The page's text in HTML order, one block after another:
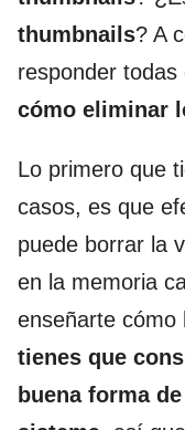
thumbnails? A
responder
cómo eliminar
Lo primero que
casos, es que
puede borrar la
en la memoria
enseñarte cómo
tienes que
buena forma